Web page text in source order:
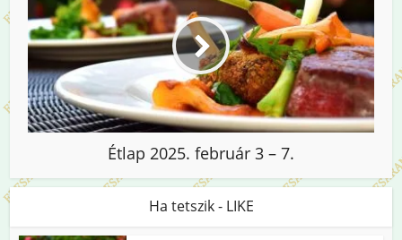
Étlap 2025. február 3 – 7.
Ha tetszik - LIKE